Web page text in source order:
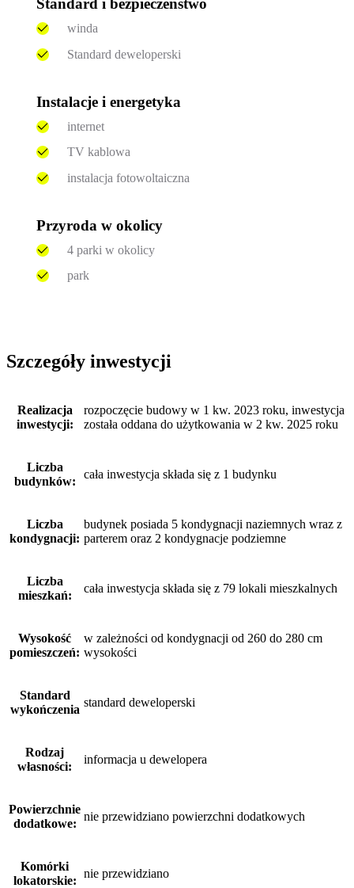
Standard i bezpieczeństwo
winda
Standard deweloperski
Instalacje i energetyka
internet
TV kablowa
instalacja fotowoltaiczna
Przyroda w okolicy
4 parki w okolicy
park
Szczegóły inwestycji
Realizacja
inwestycji:
rozpoczęcie budowy w 1 kw. 2023 roku, inwestycja
została oddana do użytkowania w 2 kw. 2025 roku
Liczba
budynków:
cała inwestycja składa się z 1 budynku
Liczba
kondygnacji:
budynek posiada 5 kondygnacji naziemnych wraz z
parterem oraz 2 kondygnacje podziemne
Liczba
mieszkań:
cała inwestycja składa się z 79 lokali mieszkalnych
Wysokość
pomieszczeń:
w zależności od kondygnacji od 260 do 280 cm
wysokości
Standard
wykończenia
standard deweloperski
Rodzaj
własności:
informacja u dewelopera
Powierzchnie
dodatkowe:
nie przewidziano powierzchni dodatkowych
Komórki
lokatorskie:
nie przewidziano